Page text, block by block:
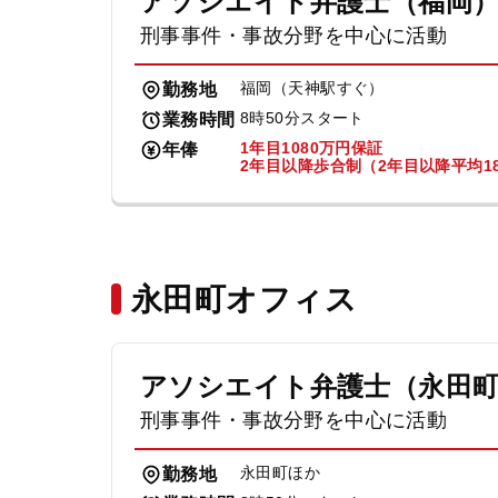
刑事事件・事故分野を中心に活動
勤務地 福岡（天神駅すぐ）
業務時間 8時50分スタート
年俸
1年目1080万円保証
2年目以降歩合制（2年目以降平均
永田町オフィス
アソシエイト弁護士（永田町
刑事事件・事故分野を中心に活動
勤務地 永田町ほか